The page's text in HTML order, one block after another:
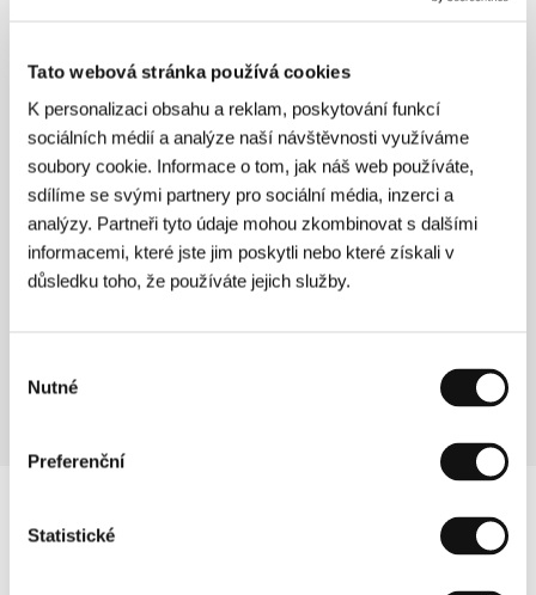
Tato webová stránka používá cookies
K personalizaci obsahu a reklam, poskytování funkcí
sociálních médií a analýze naší návštěvnosti využíváme
soubory cookie. Informace o tom, jak náš web používáte,
sdílíme se svými partnery pro sociální média, inzerci a
analýzy. Partneři tyto údaje mohou zkombinovat s dalšími
informacemi, které jste jim poskytli nebo které získali v
důsledku toho, že používáte jejich služby.
souhlasu
Nutné
Preferenční
Statistické
kinosálů po celé České
republice
filmových titulů
36 645
diváků
1536
projekcí
1
Světová premiéra
> 40
míst navštívených
delegací z týmu MFF